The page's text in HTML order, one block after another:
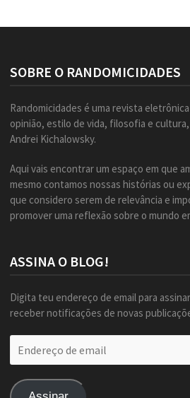
SOBRE O RANDOMICIDADES
Randomicidades é uma revista
opinião, estilo de vida, filosofia e
Andrei Kichalowsky.
Aqui vais encontrar um espaço em que
mesmo contamos nossas histórias ou
que considero serem de relevância e
promover uma reflexão sobre o mundo
ASSINA O BLOG!
Digita teu endereço de email para
receber notificações de novas
de